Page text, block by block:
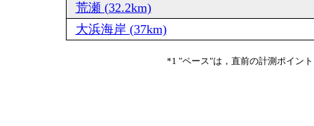
荒瀬 (32.2km)
大浜海岸 (37km)
*1 "ペース"は，直前の計測ポイン